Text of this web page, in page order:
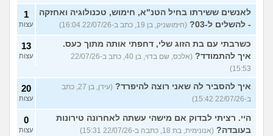
לאנשים ששירתו בחיל הטנ"א, חימוש, טכנולוגיה ואחזקה
- להשלים ל-03?
(חימושניק, בן 19, כתב ב-22/07/26 16:04)
1
עצות
כשרבתי עם בת הזוג שלי, דחפתי אותה מתוך כעס.
איך להתמודד?
(אלכס, שם בדוי, בן 40, כתב ב-22/07/26
15:53)
13
עצות
איך להסביר לה שאני רוצה להיפרד?
(עידן, בן 27, כתב
ב-22/07/26 15:42)
20
עצות
היי. רציתי לבדוק אם מישהי עשתה לאחרונה טירונות
בעובדה? (אנונימית, בת 18, כתבה ב-22/07/26 15:31)
0
עצות